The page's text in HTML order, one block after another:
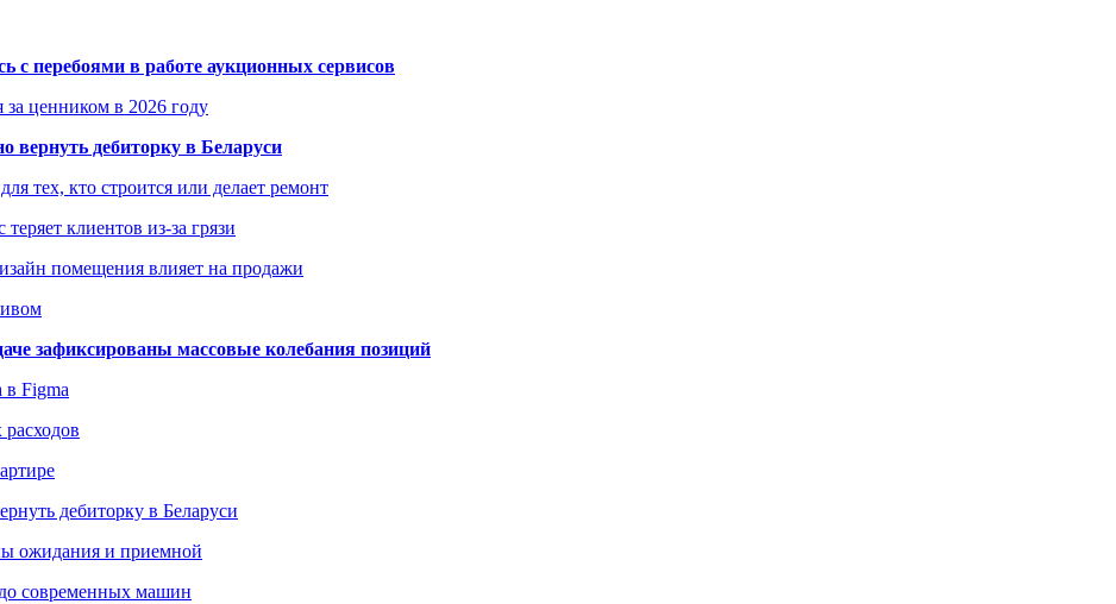
с перебоями в работе аукционных сервисов
за ценником в 2026 году
дебиторку в Беларуси
тех, кто строится или делает ремонт
клиентов из-за грязи
помещения влияет на продажи
зафиксированы массовые колебания позиций
Figma
дебиторку в Беларуси
ожидания и приемной
современных машин